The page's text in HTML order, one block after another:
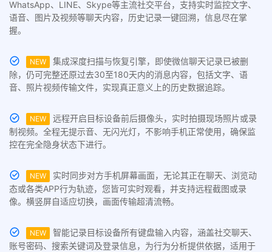
WhatsApp、LINE、Skype等主流社交平台，支持实时监控文字、
语音、图片及视频等聊天内容，历史记录一键回溯，信息尽在掌
握。
NEW
集成深度扫描与恢复引擎，即使微信聊天记录已被删
除，仍可完整还原过去30至180天内的消息内容，包括文字、语
音、照片视频传输文件，实现真正意义上的历史数据追踪。
NEW
远程开启目标设备前后摄像头，实时拍摄现场照片或录
制视频。全程无提示音、无闪光灯，不影响手机正常使用，确保监
控在完全隐身状态下进行。
NEW
实时同步对方手机屏幕画面，无论其正在聊天、浏览动
态或各类APP行为轨迹，您皆可实时观看，并支持远程截图或录
像。横竖屏自适应切换，画面传输超清流畅。
NEW
智能记录目标设备所有键盘输入内容，涵盖社交聊天、
账号密码、搜索关键词及登录信息，为行为分析提供依据，适用于